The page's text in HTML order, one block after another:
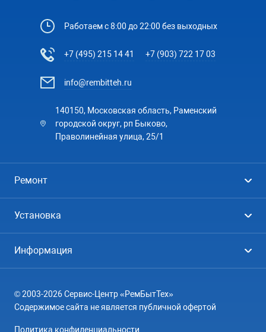
Работаем с 8:00 до 22:00 без выходных
+7 (495) 215 14 41 +7 (903) 722 17 03
info@rembitteh.ru
140150, Московская область, Раменский
городской округ, рп Быково,
Праволинейная улица, 25/1
Ремонт
Посудомоечные машины
Кондиционеры
Варочные панели
Установка
Кондиционеры
Информация
География
© 2003-2026 Сервис-Центр «РемБытТех»
Содержимое сайта не является публичной офертой
Политика конфиденциальности